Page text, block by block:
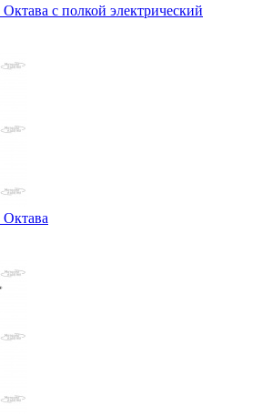
с полкой электрический